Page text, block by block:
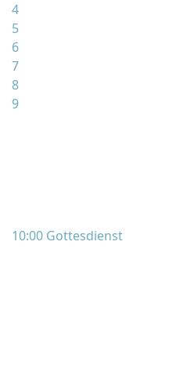
4
5
6
7
8
9
10:00 Gottesdienst